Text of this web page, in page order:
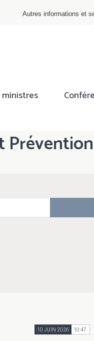
Autres informations et
ministres
Prévention
10 JUIN 2026 10:47